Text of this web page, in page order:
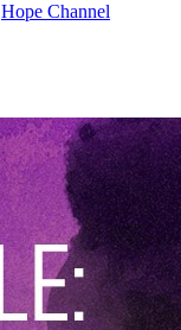
Hope Channel